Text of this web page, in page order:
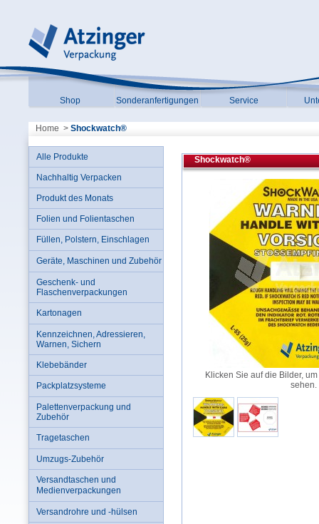
Shop Sonderanfertigungen Service
Home > Shockwatch®
Shockwatch®
Klicken Sie auf die Bilder,
sehen.
Alle Produkte
Nachhaltig Verpacken
Produkt des Monats
Folien und Folientaschen
Füllen, Polstern, Einschlagen
Geräte, Maschinen und Zubehör
Geschenk- und
Flaschenverpackungen
Kartonagen
Kennzeichnen, Adressieren,
Warnen, Sichern
Klebebänder
Packplatzsysteme
Palettenverpackung und
Zubehör
Tragetaschen
Umzugs-Zubehör
Versandtaschen und
Medienverpackungen
Versandrohre und -hülsen